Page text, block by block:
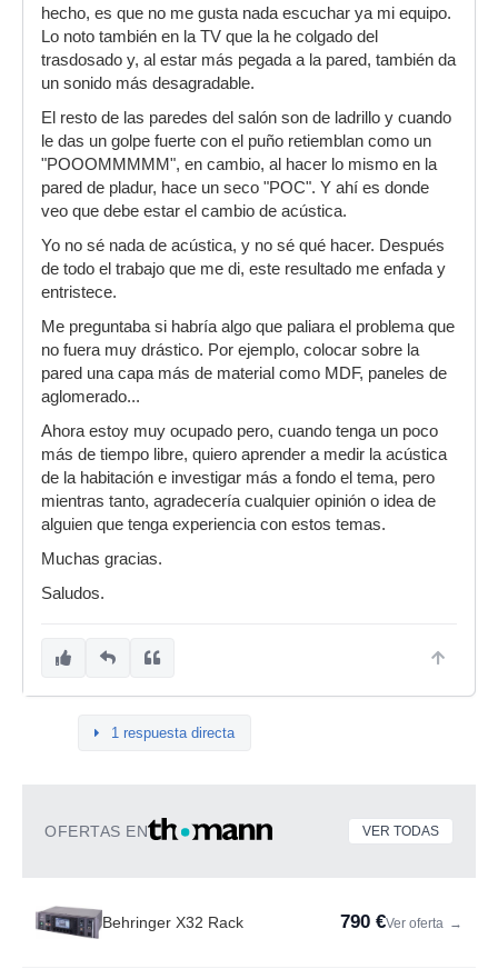
hecho, es que no me gusta nada escuchar ya mi equipo.
Lo noto también en la TV que la he colgado del
trasdosado y, al estar más pegada a la pared, también da
un sonido más desagradable.
El resto de las paredes del salón son de ladrillo y cuando
le das un golpe fuerte con el puño retiemblan como un
"POOOMMMMM", en cambio, al hacer lo mismo en la
pared de pladur, hace un seco "POC". Y ahí es donde
veo que debe estar el cambio de acústica.
Yo no sé nada de acústica, y no sé qué hacer. Después
de todo el trabajo que me di, este resultado me enfada y
entristece.
Me preguntaba si habría algo que paliara el problema que
no fuera muy drástico. Por ejemplo, colocar sobre la
pared una capa más de material como MDF, paneles de
aglomerado...
Ahora estoy muy ocupado pero, cuando tenga un poco
más de tiempo libre, quiero aprender a medir la acústica
de la habitación e investigar más a fondo el tema, pero
mientras tanto, agradecería cualquier opinión o idea de
alguien que tenga experiencia con estos temas.
Muchas gracias.
Saludos.
1 respuesta directa
OFERTAS EN VER TODAS
Behringer X32 Rack 790 €Ver oferta →